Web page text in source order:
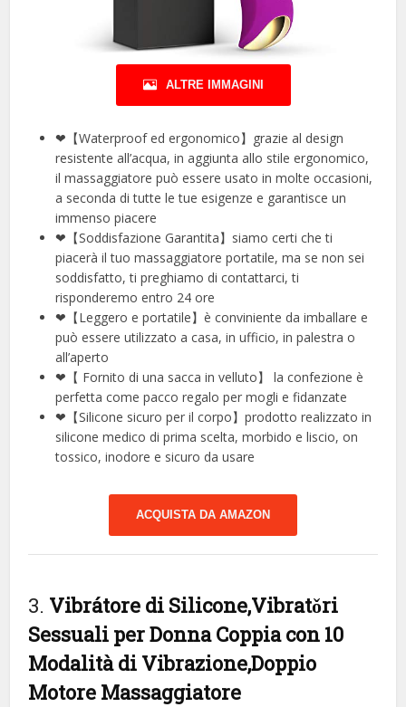
ALTRE IMMAGINI
❤【Waterproof ed ergonomico】grazie al design
resistente all’acqua, in aggiunta allo stile ergonomico,
il massaggiatore può essere usato in molte occasioni,
a seconda di tutte le tue esigenze e garantisce un
immenso piacere
❤【Soddisfazione Garantita】siamo certi che ti
piacerà il tuo massaggiatore portatile, ma se non sei
soddisfatto, ti preghiamo di contattarci, ti
risponderemo entro 24 ore
❤【Leggero e portatile】è conviniente da imballare e
può essere utilizzato a casa, in ufficio, in palestra o
all’aperto
❤【 Fornito di una sacca in velluto】 la confezione è
perfetta come pacco regalo per mogli e fidanzate
❤【Silicone sicuro per il corpo】prodotto realizzato in
silicone medico di prima scelta, morbido e liscio, on
tossico, inodore e sicuro da usare
ACQUISTA DA AMAZON
3. Vibrátore di Silicone,Vibratǒri
Sessuali per Donna Coppia con 10
Modalità di Vibrazione,Doppio
Motore Massaggiatore